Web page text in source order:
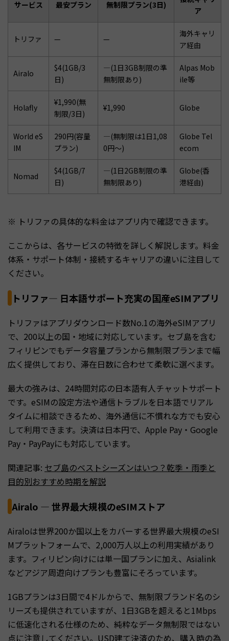
サービス 最安プラン 無制限プラン(3日)
ア
トリファ — —
海外キャリ
ア経由
Airalo
$4(1GB/3
日)
—(1日3GB制限の準
無制限あり)
Alpas Mob
ile等
Holafly
¥1,990(無
制限/3日)
¥1,990 Globe
World eS
IM
290円(容量
プラン)
—(無制限は1日1,08
0円〜)
Globe Tel
ecom
Nomad
$4(1GB/7
日)
—(1日2GB制限の準
無制限あり)
Globe(香
港経由)
※ トリファの具体的な料金はアプリ内で確認できます。
ここからは、各サービスの特徴を詳しく解説します。料金
体系・サポート体制・接続するキャリアの違いに注目して
ください。
トリファ— 日本語サポート充実の国産eSIMアプリ
トリファはアプリダウンロード数No.1の海外eSIMアプリ
で、200以上の国・地域に対応しています。セブ島を含む
フィリピンでもデータ容量プランから無制限プランまで幅
広く提供しており、滞在日数に合わせて柔軟に選べます。
最大の強みは、24時間対応の日本語有人チャットサポート
です。eSIMの設定方法や通信トラブルを日本語でリアル
タイムに相談できるため、海外通信に不慣れな方でも安心
して利用できます。決済は日本円で、Apple Pay・Google
Pay・PayPayにも対応しています。
関連記事: セブ島のベストシーズンはいつ？乾季・雨季と
目的別おすすめ時期を解説
Airalo — 世界最大規模のeSIMストア
Airaloは世界200か国以上をカバーする世界最大規模のeSI
Mプラットフォームで、2,000万人以上の利用実績があり
ます。フィリピン向けには単一国プランに加え、Asialink
などアジア周遊向けプランも豊富にそろっています。
1GBプランは3日間で4ドルからで、無制限ブランド名のシ
リーズも提供されていますが、1日3GBを超えると1Mbps
に低速化される仕様のため、純粋なデータ無制限ではない
点に注意してください。USD建て決済のため、購入時の為